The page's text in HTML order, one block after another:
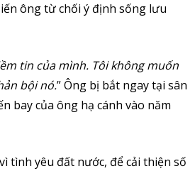
ông từ chối ý định sống lưu
tin của mình. Tôi không muốn
bội nó.” Ông bị bắt ngay tại sân
bay của ông hạ cánh vào năm
tình yêu đất nước, để cải thiện số